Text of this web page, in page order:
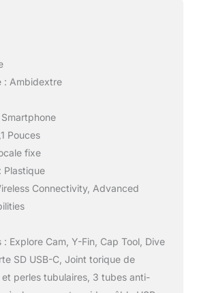
: Ambidextre
Pouces
fixe
Plastique
Connectivity, Advanced
Explore Cam, Y-Fin, Cap Tool, Dive
SD USB-C, Joint torique de
perles tubulaires, 3 tubes anti-